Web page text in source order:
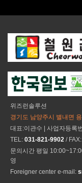
위즈런솔루션
경기도 남양주시 별내면
대표:이관수 | 사업자등록
TEL: 031-821-9902 / FAX:
문의시간 평일
영
Foreigner center e-mail: